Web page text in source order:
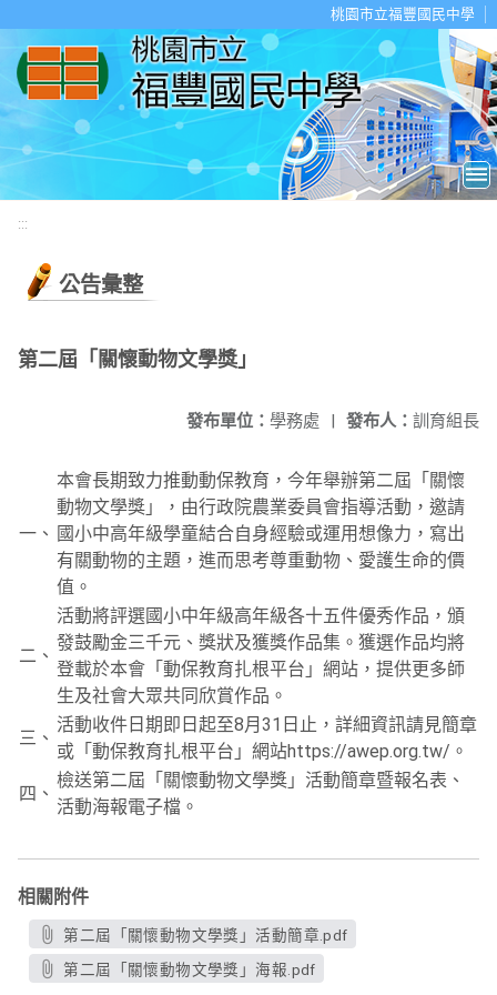
桃園市立福豐國民中學
:::
公告彙整
第二屆「關懷動物文學獎」
發布人： 訓育組長
發布單位： 學務處 |
一、
本會長期致力推動動保教育，今年舉辦第二屆「關懷
動物文學獎」，由行政院農業委員會指導活動，邀請
國小中高年級學童結合自身經驗或運用想像力，寫出
有關動物的主題，進而思考尊重動物、愛護生命的價
值。
二、
活動將評選國小中年級高年級各十五件優秀作品，頒
發鼓勵金三千元、獎狀及獲獎作品集。獲選作品均將
登載於本會「動保教育扎根平台」網站，提供更多師
生及社會大眾共同欣賞作品。
三、
活動收件日期即日起至8月31日止，詳細資訊請見簡章
或「動保教育扎根平台」網站https://awep.org.tw/。
四、
檢送第二屆「關懷動物文學獎」活動簡章暨報名表、
活動海報電子檔。
相關附件
第二屆「關懷動物文學獎」活動簡章.pdf
第二屆「關懷動物文學獎」海報.pdf